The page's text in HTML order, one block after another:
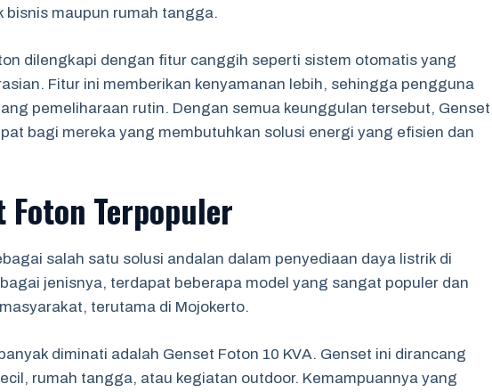
bisnis maupun rumah tangga.
dilengkapi dengan fitur canggih seperti sistem otomatis yang
Fitur ini memberikan kenyamanan lebih, sehingga pengguna
pemeliharaan rutin. Dengan semua keunggulan tersebut, Genset
bagi mereka yang membutuhkan solusi energi yang efisien dan
Foton Terpopuler
salah satu solusi andalan dalam penyediaan daya listrik di
jenisnya, terdapat beberapa model yang sangat populer dan
terutama di Mojokerto.
diminati adalah Genset Foton 10 KVA. Genset ini dirancang
rumah tangga, atau kegiatan outdoor. Kemampuannya yang